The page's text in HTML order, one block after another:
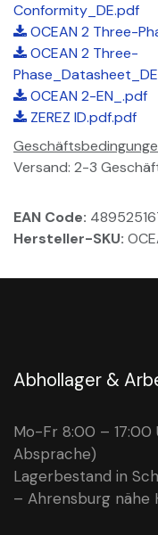
Conformity_DE.pdf
OCEAN 2 Three-
OCEAN 2 Three-
OCEAN 2-EN_.pdf
ZEREZ ID.pdf.pdf
Versand: 2-3
EAN Code:
Hersteller-SKU:
Abhollager &
Mo-Fr 8:00 – 17:00
Absprache)
Lagerbestand in
– Ahrensburg nähe